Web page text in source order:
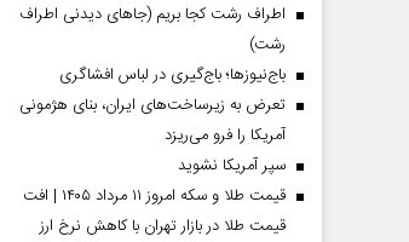
اطراف رشت کجا بریم (جاهای دیدنی اطراف
رشت)
باج‌نیوزها؛ باج‌گیری در لباس افشاگری
تعرض به زیرساخت‌های ایران، بنای هژمونی
آمریکا را فرو می‌ریزد
سپر آمریکا نشوید
قیمت طلا و سکه امروز ۱۱ مرداد ۱۴۰۵ | افت
قیمت طلا در بازار تهران با کاهش نرخ ارز